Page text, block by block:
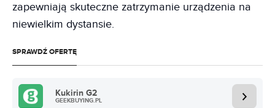
zapewniają skuteczne zatrzymanie urządzenia na
niewielkim dystansie.
SPRAWDŹ OFERTĘ
Kukirin G2
GEEKBUYING.PL